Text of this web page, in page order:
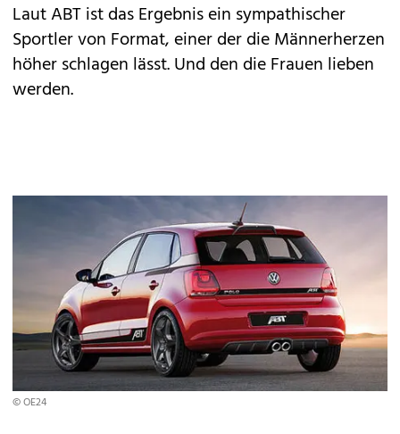
Laut ABT ist das Ergebnis ein sympathischer
Sportler von Format, einer der die Männerherzen
höher schlagen lässt. Und den die Frauen lieben
werden.
© OE24